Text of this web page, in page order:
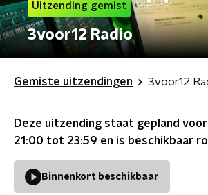
Uitzending gemist
3voor12 Radio
Gemiste uitzendingen 3voor12
Deze uitzending staat gepland voor
21:00 tot 23:59 en is beschikbaar
Binnenkort beschikbaar